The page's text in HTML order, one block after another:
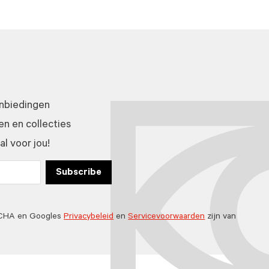
en collecties
voor jou!
Subscribe
en GooglesPrivacybeleidenServicevoorwaardenzijn van